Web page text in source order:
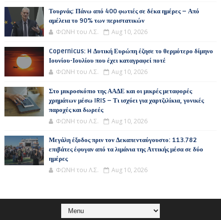
Τουρνάς: Πάνω από 400 φωτιές σε δέκα ημέρες – Από
αμέλεια το 90% των περιστατικών
ΦΩΝΗ του Λ.Σ. Aug 10, 2026
Copernicus: H Δυτική Ευρώπη έζησε το θερμότερο δίμηνο
Ιουνίου-Ιουλίου που έχει καταγραφεί ποτέ
ΦΩΝΗ του Λ.Σ. Aug 10, 2026
Στο μικροσκόπιο της ΑΑΔΕ και οι μικρές μεταφορές
χρημάτων μέσω IRIS – Τι ισχύει για χαρτζιλίκια, γονικές
παροχές και δωρεές
ΦΩΝΗ του Λ.Σ. Aug 10, 2026
Μεγάλη έξοδος πριν τον Δεκαπενταύγουστο: 113.782
επιβάτες έφυγαν από τα λιμάνια της Αττικής μέσα σε δύο
ημέρες
ΦΩΝΗ του Λ.Σ. Aug 10, 2026